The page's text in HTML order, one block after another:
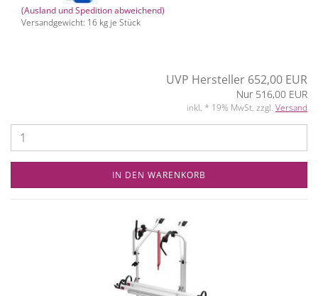
(Ausland und Spedition abweichend)
Versandgewicht: 16 kg je Stück
UVP Hersteller 652,00 EUR
Nur 516,00 EUR
inkl. * 19% MwSt. zzgl. Versand
IN DEN WARENKORB